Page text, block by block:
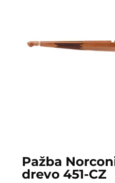
Pažba
drevo 451-CZ